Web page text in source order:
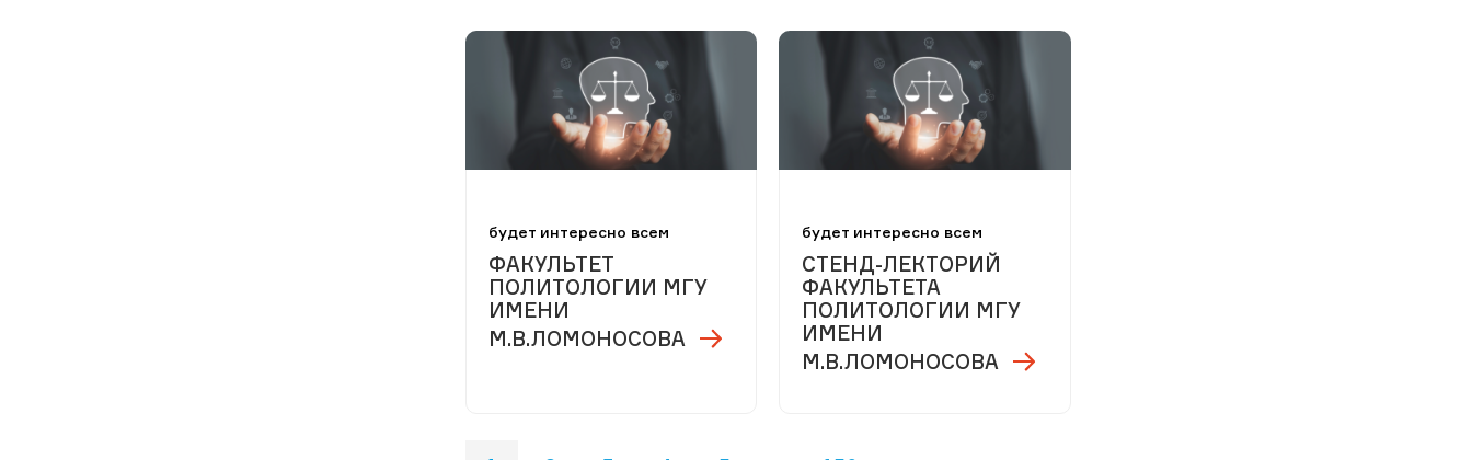
будет интересно всем
ФАКУЛЬТЕТ
ПОЛИТОЛОГИИ МГУ
ИМЕНИ
М.В.ЛОМОНОСОВА
будет интересно всем
СТЕНД-ЛЕКТОРИЙ
ФАКУЛЬТЕТА
ПОЛИТОЛОГИИ МГУ
ИМЕНИ
М.В.ЛОМОНОСОВА